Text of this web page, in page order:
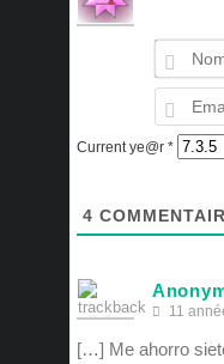
Current ye@r *
4
11
[…] Me ahorro